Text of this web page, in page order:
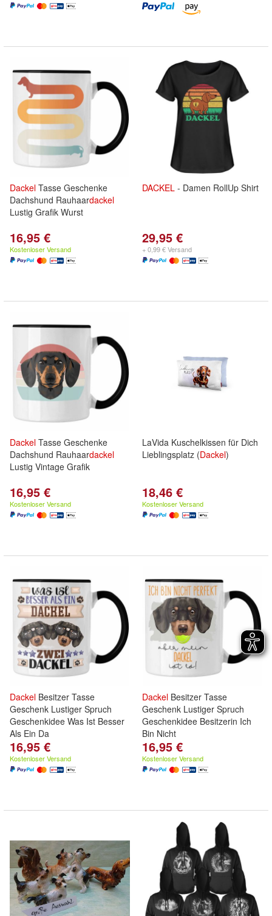
Dackel Tasse Geschenke
Dachshund Rauhaardackel
Lustig Grafik Wurst
16,95 €
Kostenloser Versand
DACKEL - Damen RollUp Shirt
29,95 €
+ 0,99 € Versand
Dackel Tasse Geschenke
Dachshund Rauhaardackel
Lustig Vintage Grafik
16,95 €
Kostenloser Versand
LaVida Kuschelkissen für Dich
Lieblingsplatz (Dackel)
18,46 €
Kostenloser Versand
Dackel Besitzer Tasse
Geschenk Lustiger Spruch
Geschenkidee Was Ist Besser
Als Ein Da
16,95 €
Kostenloser Versand
Dackel Besitzer Tasse
Geschenk Lustiger Spruch
Geschenkidee Besitzerin Ich
Bin Nicht
16,95 €
Kostenloser Versand